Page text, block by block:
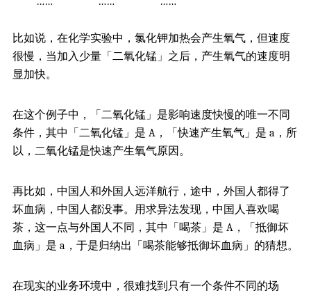
比如说，在化学实验中，氯化钾加热会产生氧气，但速度
很慢，当加入少量「二氧化锰」之后，产生氧气的速度明
显加快。
在这个例子中，「二氧化锰」是影响速度快慢的唯一不同
条件，其中「二氧化锰」是 A，「快速产生氧气」是 a，所
以，二氧化锰是快速产生氧气原因。
再比如，中国人和外国人远洋航行，途中，外国人都得了
坏血病，中国人都没事。用求异法发现，中国人喜欢喝
茶，这一点与外国人不同，其中「喝茶」是 A，「抵御坏
血病」是 a，于是归纳出「喝茶能够抵御坏血病」的猜想。
在现实的业务环境中，很难找到只有一个条件不同的场